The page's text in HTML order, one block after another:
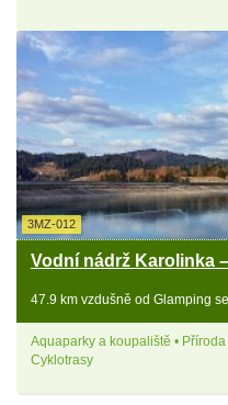
3MZ-012
Vodní nádrž Karolinka
47.9 km vzdušně od Glamping
Aquaparky a koupaliště •
Cyklotrasy